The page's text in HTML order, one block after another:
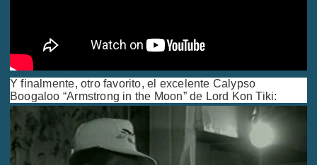
Y finalmente, otro favorito, el excelente Calypso
Boogaloo “Armstrong in the Moon” de Lord Kon Tiki: